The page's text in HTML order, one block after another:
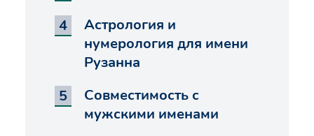
Астрология и
нумерология для имени
Рузанна
Совместимость с
мужскими именами